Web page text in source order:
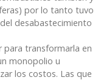
por lo tanto tuvo
desabastecimiento
para transformarla en
monopolio u
los costos. Las que